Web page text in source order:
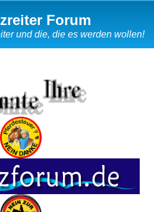
Forum
und die, die es werden wollen!